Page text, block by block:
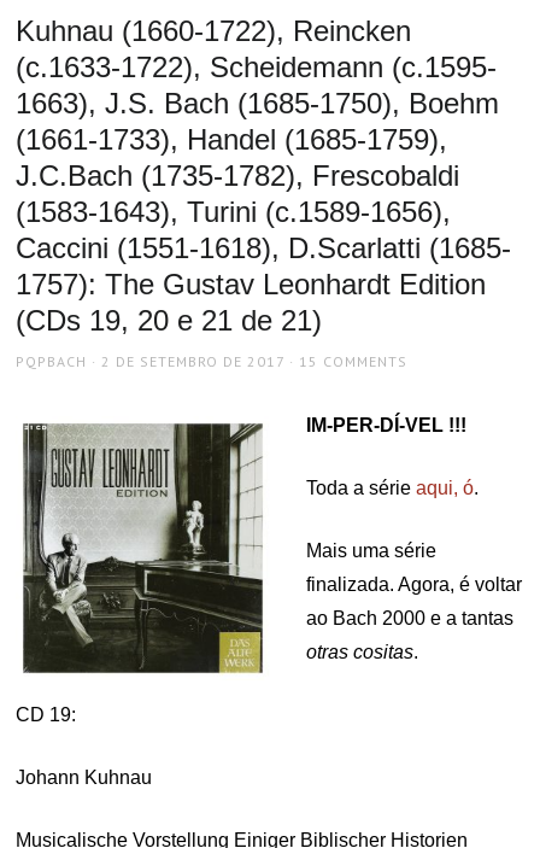
Kuhnau (1660-1722), Reincken
(c.1633-1722), Scheidemann (c.1595-
1663), J.S. Bach (1685-1750), Boehm
(1661-1733), Handel (1685-1759),
J.C.Bach (1735-1782), Frescobaldi
(1583-1643), Turini (c.1589-1656),
Caccini (1551-1618), D.Scarlatti (1685-
1757): The Gustav Leonhardt Edition
(CDs 19, 20 e 21 de 21)
AUTHOR
PQPBACH
POSTED
2 DE SETEMBRO DE 2017 15 COMMENTS
IM-PER-DÍ-VEL !!!
Toda a série aqui, ó.
Mais uma série
finalizada. Agora, é voltar
ao Bach 2000 e a tantas
otras cositas.
CD 19:
Johann Kuhnau
Musicalische Vorstellung Einiger Biblischer Historien